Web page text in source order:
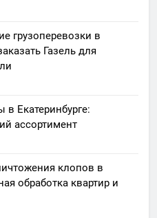
грузоперевозки в
Газель для
Екатеринбурге:
ассортимент
клопов в
обработка квартир и